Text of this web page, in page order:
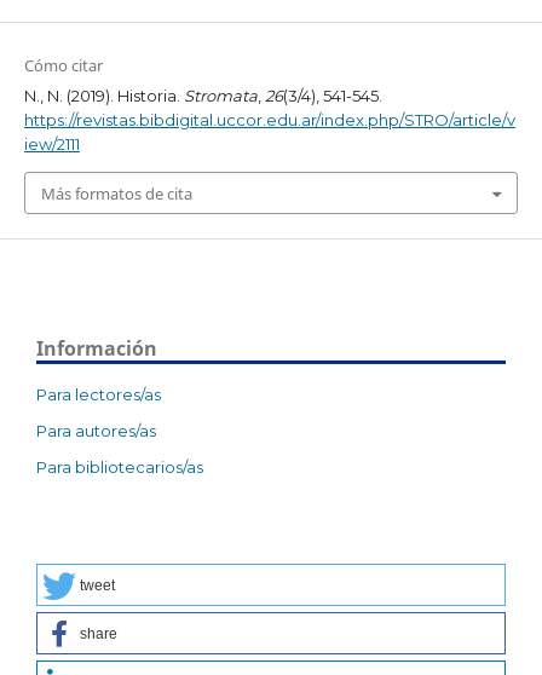
Cómo citar
N., N. (2019). Historia. Stromata,26(3/4), 541-545.
https://revistas.bibdigital.uccor.edu.ar/index.php/STRO/article/v
iew/2111
Más formatos de cita
Información
Para lectores/as
Para autores/as
Para bibliotecarios/as
tweet
share